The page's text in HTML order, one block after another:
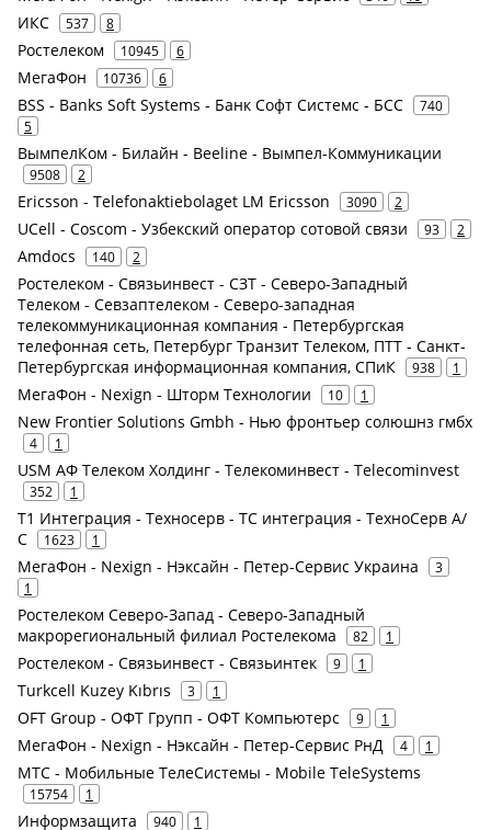
ИКС 537 8
Ростелеком 10945 6
МегаФон 10736 6
BSS - Banks Soft Systems - Банк Софт Системс - БСС
740
5
ВымпелКом - Билайн - Beeline - Вымпел-Коммуникации
9508 2
Ericsson - Telefonaktiebolaget LM Ericsson 3090 2
UCell - Coscom - Узбекский оператор сотовой связи 93 2
Amdocs 140 2
Ростелеком - Связьинвест - СЗТ - Северо-Западный
Телеком - Севзаптелеком - Северо-западная
телекоммуникационная компания - Петербургская
телефонная сеть, Петербург Транзит Телеком, ПТТ - Санкт-
Петербургская информационная компания, СПиК
938 1
МегаФон - Nexign - Шторм Технологии 10 1
New Frontier Solutions Gmbh - Нью фронтьер солюшнз гмбх
4 1
USM АФ Телеком Холдинг - Телекоминвест - Telecominvest
352 1
Т1 Интеграция - Техносерв - ТС интеграция - ТехноСерв А/
С
1623 1
МегаФон - Nexign - Нэксайн - Петер-Сервис Украина
3
1
Ростелеком Северо-Запад - Северо-Западный
макрорегиональный филиал Ростелекома
82 1
Ростелеком - Связьинвест - Связьинтек 9 1
Turkcell Kuzey Kıbrıs 3 1
OFT Group - ОФТ Групп - ОФТ Компьютерс 9 1
МегаФон - Nexign - Нэксайн - Петер-Сервис РнД 4 1
МТС - Мобильные ТелеСистемы - Mobile TeleSystems
15754 1
Информзащита 940 1